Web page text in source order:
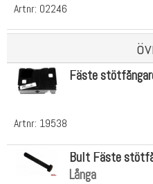
Artnr: 02246
Artnr: 19538
Fäste
Bult Fäste
Långa